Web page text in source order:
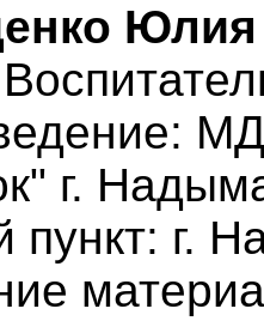
г.
пункт: г.